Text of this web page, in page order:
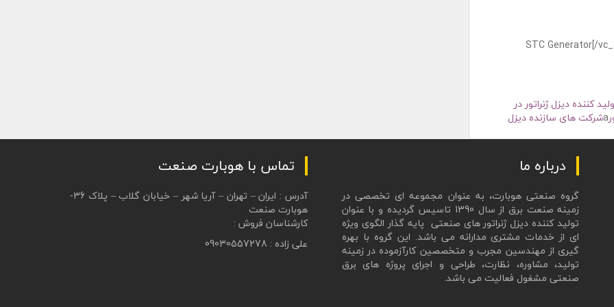
کننده دیزل ژنراتور در
aشرکت های سازنده دیزل
درباره ما
گروه صنعتی هوبارت، به عنوان مجموعه ای تخصصی در
زمینه صنعت برق از سال 1390 تاسیس گردیده و با عنوان
تولید کننده دیزل ژنراتور های صنعتی پایه گذار الگوی ویژه
ای از خدمات مشتری مدارانه می باشد. این گروه با بهره
گیری از مهندسین مجرب و متخصصین کارآزموده در زمینه
تولید، مشاوره، نظارت، طراحی و اجرای پروژه های برق
صنعتی مشغول فعالیت می باشد.
تماس با هوبارت صنعت
آدرس : ایران – تهران – آریا شهر – خیابان گلاب – پلاک 36-
هوبارت صنعت
کارشناسان فروش :
علی زاده : 09030557278